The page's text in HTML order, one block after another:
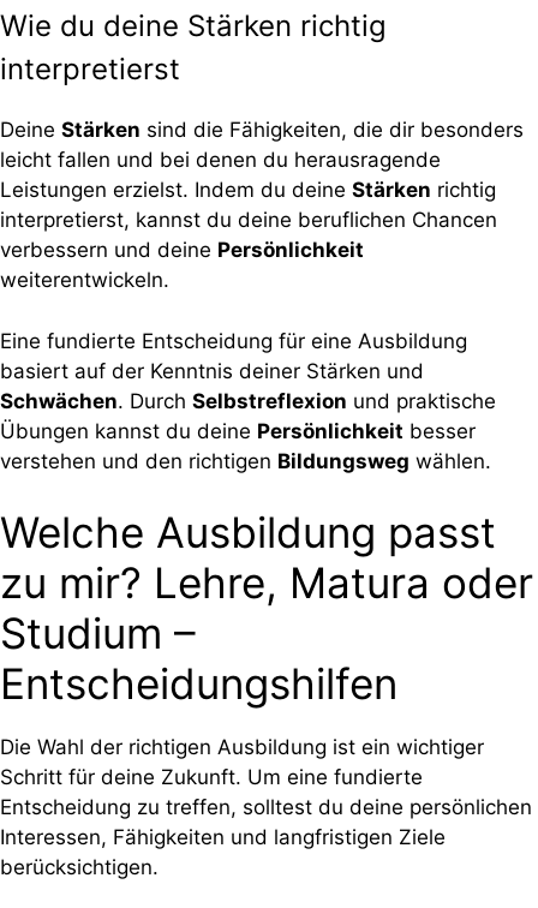
Wie du deine Stärken richtig
interpretierst
Deine Stärken sind die Fähigkeiten, die dir besonders
leicht fallen und bei denen du herausragende
Leistungen erzielst. Indem du deine Stärken richtig
interpretierst, kannst du deine beruflichen Chancen
verbessern und deine Persönlichkeit
weiterentwickeln.
Eine fundierte Entscheidung für eine Ausbildung
basiert auf der Kenntnis deiner Stärken und
Schwächen. Durch Selbstreflexion und praktische
Übungen kannst du deine Persönlichkeit besser
verstehen und den richtigen Bildungsweg wählen.
Welche Ausbildung passt
zu mir? Lehre, Matura oder
Studium –
Entscheidungshilfen
Die Wahl der richtigen Ausbildung ist ein wichtiger
Schritt für deine Zukunft. Um eine fundierte
Entscheidung zu treffen, solltest du deine persönlichen
Interessen, Fähigkeiten und langfristigen Ziele
berücksichtigen.